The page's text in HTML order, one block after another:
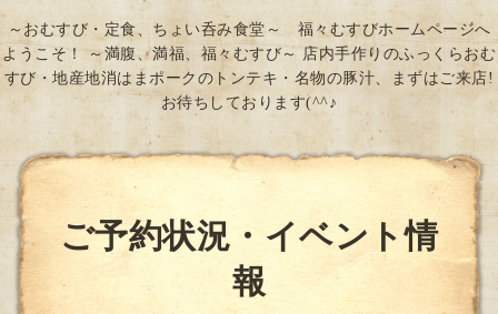
～おむすび・定食、ちょい呑み食堂～ 福々むすびホームページへ
ようこそ！ ～満腹、満福、福々むすび～ 店内手作りのふっくらおむ
すび・地産地消はまポークのトンテキ・名物の豚汁、まずはご来店!
お待ちしております(^^♪
ご予約状況・イベント情
報